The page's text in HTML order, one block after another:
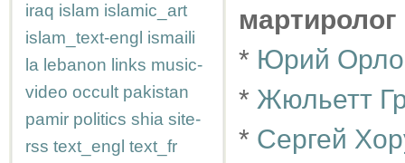
iraq islam islamic_art
islam_text-engl ismaili
la lebanon links music-
video occult pakistan
pamir politics shia site-
rss text_engl text_fr
мартиролог
* Юрий
* Жюльетт
* Сергей